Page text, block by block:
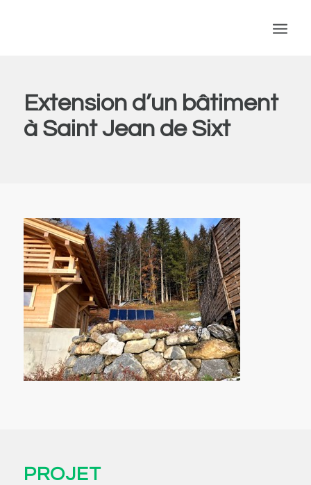
Extension d’un bâtiment
à Saint Jean de Sixt
PROJET